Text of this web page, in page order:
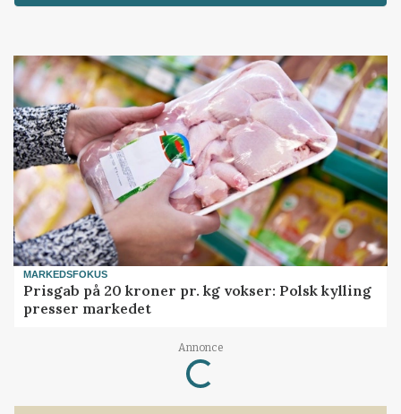
MARKEDSFOKUS
Prisgab på 20 kroner pr. kg vokser: Polsk kylling
presser markedet
Annonce
Loading...